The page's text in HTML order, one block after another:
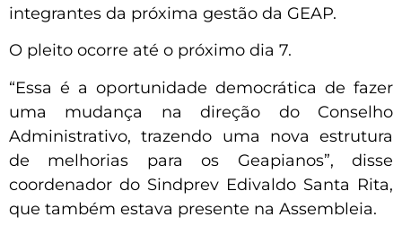
integrantes da próxima gestão da GEAP.
O pleito ocorre até o próximo dia 7.
“Essa é a oportunidade democrática de fazer
uma mudança na direção do Conselho
Administrativo, trazendo uma nova estrutura
de melhorias para os Geapianos”, disse
coordenador do Sindprev Edivaldo Santa Rita,
que também estava presente na Assembleia.